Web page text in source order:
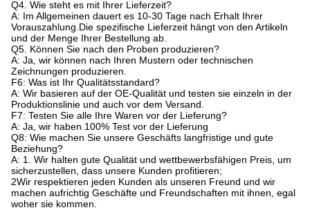
Q4. Wie steht es mit Ihrer Lieferzeit?
A: Im Allgemeinen dauert es 10-30 Tage nach Erhalt Ihrer
Vorauszahlung.Die spezifische Lieferzeit hängt von den Artikeln
und der Menge Ihrer Bestellung ab.
Q5. Können Sie nach den Proben produzieren?
A: Ja, wir können nach Ihren Mustern oder technischen
Zeichnungen produzieren.
F6: Was ist Ihr Qualitätsstandard?
A: Wir basieren auf der OE-Qualität und testen sie einzeln in der
Produktionslinie und auch vor dem Versand.
F7: Testen Sie alle Ihre Waren vor der Lieferung?
A: Ja, wir haben 100% Test vor der Lieferung
Q8: Wie machen Sie unsere Geschäfts langfristige und gute
Beziehung?
A: 1. Wir halten gute Qualität und wettbewerbsfähigen Preis, um
sicherzustellen, dass unsere Kunden profitieren;
2Wir respektieren jeden Kunden als unseren Freund und wir
machen aufrichtig Geschäfte und Freundschaften mit ihnen, egal
woher sie kommen.